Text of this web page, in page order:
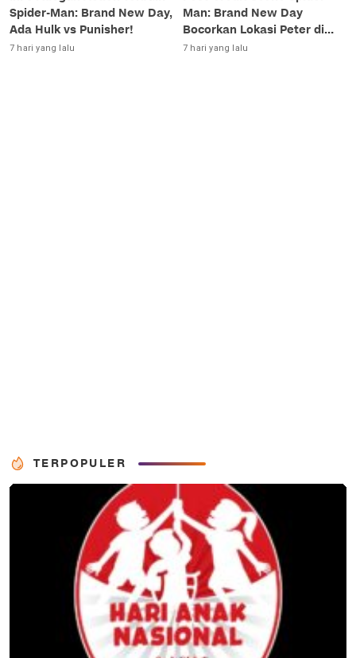
Spider-Man: Brand New Day,
Ada Hulk vs Punisher!
7 hari yang lalu
Man: Brand New Day
Bocorkan Lokasi Peter di
Luar Angkasa!
7 hari yang lalu
TERPOPULER